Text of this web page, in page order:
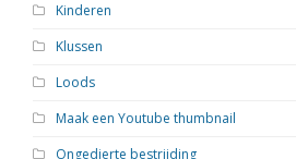
Kinderen
Klussen
Loods
Maak een Youtube thumbnail
Ongedierte bestrijding